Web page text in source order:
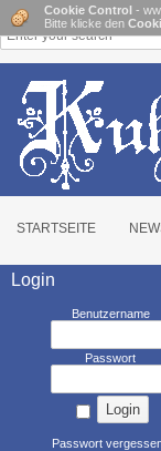
STARTSEITE
Login
Benutzername
Passwort
Passwort
Cookie Control -
Bitte klicke den